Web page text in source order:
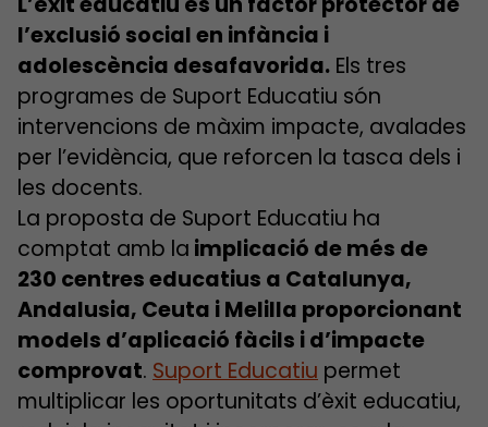
l’exclusió social en infància i
adolescència desafavorida. Els tres
programes de Suport Educatiu són
intervencions de màxim impacte, avalades
per l’evidència, que reforcen la tasca dels i
les docents.
La proposta de Suport Educatiu ha
comptat amb la implicació de més de
230 centres educatius a Catalunya,
Andalusia, Ceuta i Melilla proporcionant
models d’aplicació fàcils i d’impacte
comprovat. Suport Educatiu permet
multiplicar les oportunitats d’èxit educatiu,